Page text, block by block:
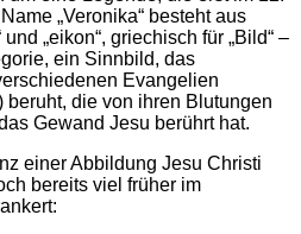
„Veronika“ besteht aus
und „eikon“, griechisch für „Bild“ –
ein Sinnbild, das
Evangelien
die von ihren Blutungen
Gewand Jesu berührt hat.
einer Abbildung Jesu Christi
bereits viel früher im